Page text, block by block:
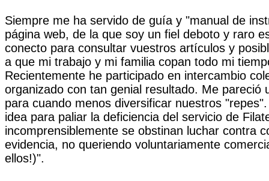
Siempre me ha servido de guía y "manual de
página web, de la que soy un fiel deboto y raro
conecto para consultar vuestros artículos y
a que mi trabajo y mi familia copan todo mi
Recientemente he participado en intercambio
organizado con tan genial resultado. Me pareció
para cuando menos diversificar nuestros
idea para paliar la deficiencia del servicio de
incomprensiblemente se obstinan luchar contra
evidencia, no queriendo voluntariamente
ellos!)".